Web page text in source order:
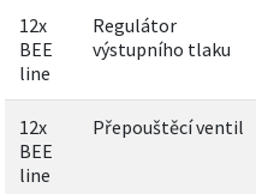
12x
BEE
line
Regulátor
výstupního tlaku
12x
BEE
line
Přepouštěcí ventil